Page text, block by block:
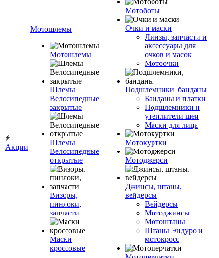
Акции
Мотошлемы
Мотошлемы
Шлемы
Велосипедные
закрытые
Шлемы
Велосипедные
открытые
Визоры,
пинлоки,
запчасти
Маски
кроссовые
Мотоботы
Очки и маски
Линзы, запчасти и
аксессуары для
очков и масок
Мотоочки
Подшлемники, банданы
Банданы и платки
Подшлемники и
утеплители шеи
Маски для лица
Мотокуртки
Мотоджерси
Джинсы, штаны,
вейдерсы
Вейдерсы
Мотоджинсы
Мотоштаны
Штаны Эндуро и
мотокросс